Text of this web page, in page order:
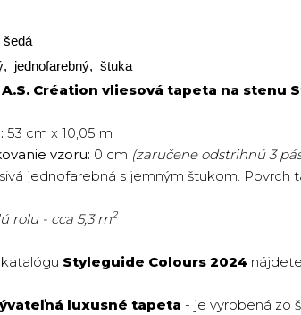
šedá
, jednofarebný, štuka
A.S. Création vliesová tapeta na stenu
53 cm x 10,05 m
vzoru: 0 cm (zaručene odstrihnú 3
sivá jednofarebná s jemným štukom. Povrch
rolu - cca 5,3 m2
Styleguide Colours 2024 nájdete
luxusné tapeta - je vyrobená zo